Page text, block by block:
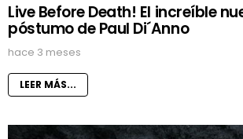
Live Before Death! El increíble
póstumo de Paul Di´Anno
hace 3 meses
LEER MÁS...